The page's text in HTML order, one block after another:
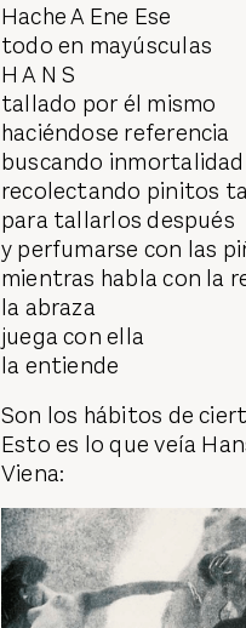
Hache A Ene Ese
todo en mayúsculas
H A N S
tallado por él mismo
haciéndose referencia
buscando inmortalidad
recolectando pinitos
para tallarlos después
y perfumarse con las
mientras habla con la
la abraza
juega con ella
la entiende
Son los hábitos de
Esto es lo que veía
Viena: